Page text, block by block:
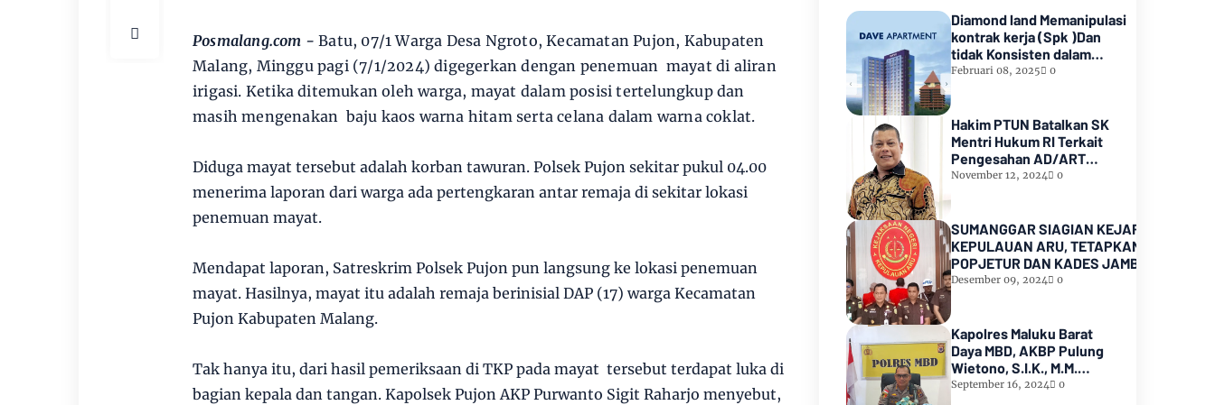
Posmalang.com -Batu, 07/1 Warga Desa Ngroto, Kecamatan Pujon, Kabupaten
Malang, Minggu pagi (7/1/2024) digegerkan dengan penemuan mayat di aliran
irigasi. Ketika ditemukan oleh warga, mayat dalam posisi tertelungkup dan
masih mengenakan baju kaos warna hitam serta celana dalam warna coklat.
Diduga mayat tersebut adalah korban tawuran. Polsek Pujon sekitar pukul 04.00
menerima laporan dari warga ada pertengkaran antar remaja di sekitar lokasi
penemuan mayat.
Mendapat laporan, Satreskrim Polsek Pujon pun langsung ke lokasi penemuan
mayat. Hasilnya, mayat itu adalah remaja berinisial DAP (17) warga Kecamatan
Pujon Kabupaten Malang.
Tak hanya itu, dari hasil pemeriksaan di TKP pada mayat tersebut terdapat luka di
bagian kepala dan tangan. Kapolsek Pujon AKP Purwanto Sigit Raharjo menyebut,
Diamond land Memanipulasi
kontrak kerja (Spk )Dan
tidak Konsisten dalam
Pembayarannyamenunggak
kedua Meninggal dunia
Februari 08, 2025 0
Hakim PTUN Batalkan SK
Mentri Hukum RI Terkait
Pengesahan AD/ART
Partai GoLKAR
November 12, 2024 0
SUMANGGAR SIAGIAN KEJARI
KEPULAUAN ARU, TETAPKAN KADES
POPJETUR DAN KADES JAMBU AIR
SEBAGAI TERSANGKA ( TSK )
ADD dan DD TA 2016 - 2021
Desember 09, 2024 0
Kapolres Maluku Barat
Daya MBD, AKBP Pulung
Wietono, S.I.K., M.M.
Pekerjaan Proyek AIR
September 16, 2024 0